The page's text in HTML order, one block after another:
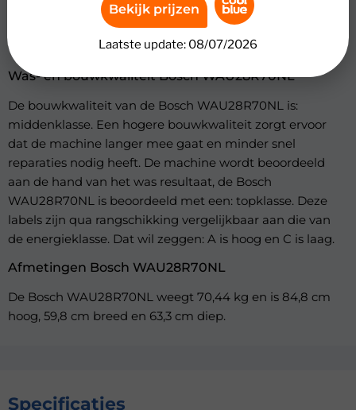
Kledingbeschermende trommel, Resttijdindicator,
Startuitstel, Tussentijds was toevoegen, Zelfreinigende
wasmiddellade.
Was- en bouwkwaliteit Bosch WAU28R70NL
De bouwkwaliteit van de Bosch WAU28R70NL is:
middenklasse. Een hogere bouwkwaliteit zorgt ervoor
dat de machine langer mee gaat en minder snel
reparaties nodig heeft. De machine wordt beoordeeld
aan de hand van het was resultaat, de Bosch
WAU28R70NL is beoordeeld met een: topklasse. Deze
labels zijn qua rangschikking vergelijkbaar aan die van
de energieklasse. Dat wil zeggen: A is hoog en C is laag.
Afmetingen Bosch WAU28R70NL
De Bosch WAU28R70NL weegt 70,44 kg en is 84,8 cm
hoog, 59,8 cm breed en 63,3 cm diep.
Specificaties
Bekijk prijzen
Laatste update: 08/07/2026